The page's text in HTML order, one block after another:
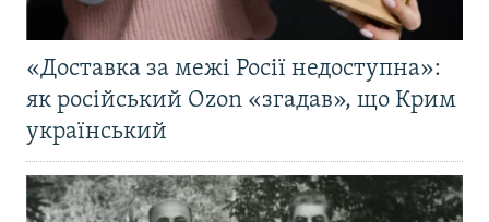
«Доставка за межі Росії недоступна»:
як російський Ozon «згадав», що Крим
український